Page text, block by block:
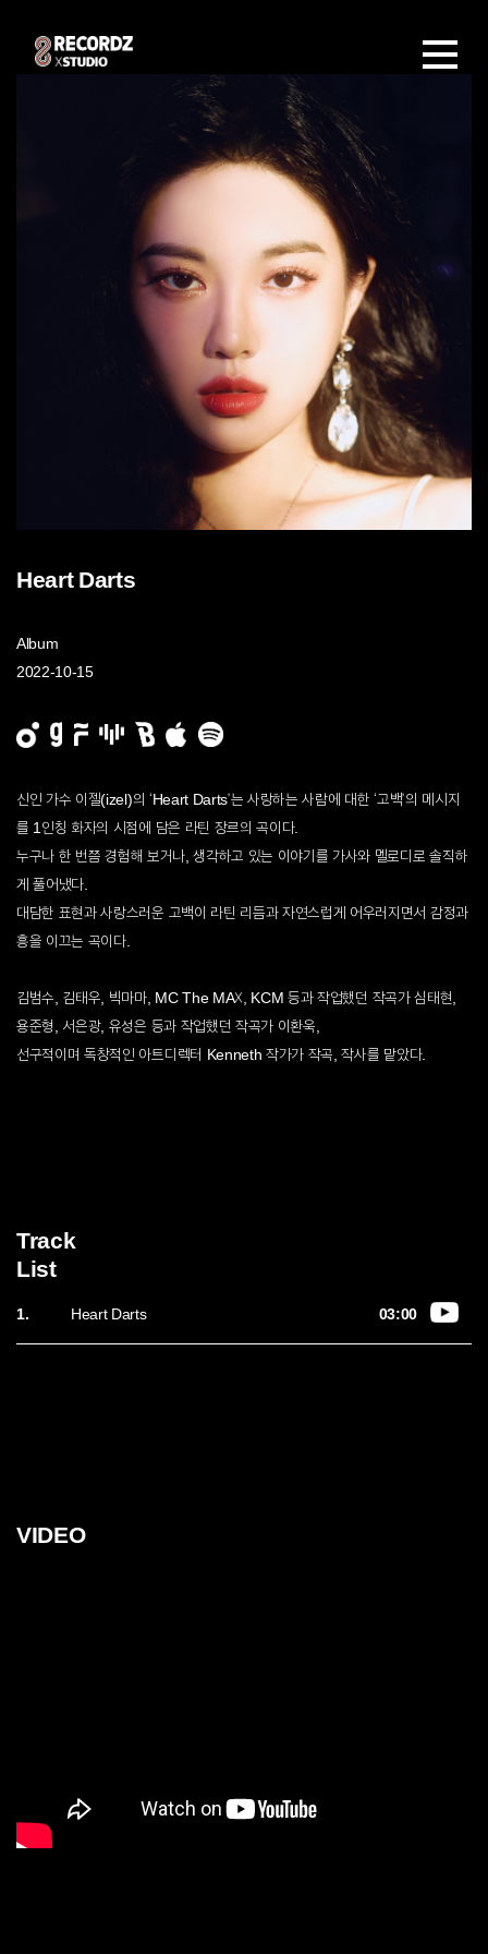
Heart Darts
Album
2022-10-15
신인 가수 이젤(izel)의 ‘Heart Darts’는 사랑하는 사람에 대한 ‘고백’의 메시지
를 1인칭 화자의 시점에 담은 라틴 장르의 곡이다.
누구나 한 번쯤 경험해 보거나, 생각하고 있는 이야기를 가사와 멜로디로 솔직하
게 풀어냈다.
대담한 표현과 사랑스러운 고백이 라틴 리듬과 자연스럽게 어우러지면서 감정과
흥을 이끄는 곡이다.
김범수, 김태우, 빅마마, MC The MAX, KCM 등과 작업했던 작곡가 심태현,
용준형, 서은광, 유성은 등과 작업했던 작곡가 이환욱,
선구적이며 독창적인 아트디렉터 Kenneth 작가가 작곡, 작사를 맡았다.
Track
List
1. Heart Darts 03:00
VIDEO